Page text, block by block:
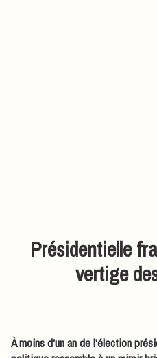
Présidentielle
vertige
À moins d'un an de l'élection